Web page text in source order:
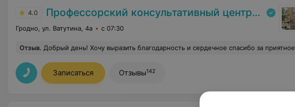
4.0 Профессорский консультативный центр г. Гродно
Гродно, ул. Ватутина, 4а с 07:30
Отзыв. Добрый день! Хочу выразить благодарность и сердечное спасибо за приятное обслуживание и внимание к пациентам администратору вашего центра Елене Качмарчик. Очень вежливая, милая в общении и доброжелательная девушка! Ребёнок страшно боялся идти к врачу, а она его так успокоила и настроила(прям как психолог!), что в кабинете доктора не одной слезинки не проронил! Видно сразу, что человек с душой относится к работе и пациентам! Хотелось бы видеть такими всех ваших администраторов.
Записаться Отзывы142